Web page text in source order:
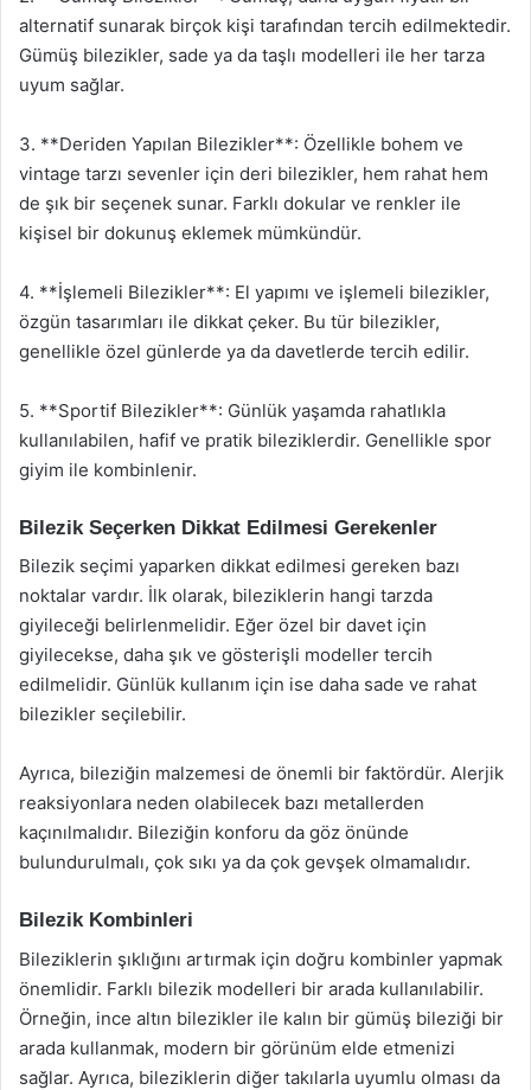
alternatif sunarak birçok kişi tarafından tercih edilmektedir.
Gümüş bilezikler, sade ya da taşlı modelleri ile her tarza
uyum sağlar.
3. **Deriden Yapılan Bilezikler**: Özellikle bohem ve
vintage tarzı sevenler için deri bilezikler, hem rahat hem
de şık bir seçenek sunar. Farklı dokular ve renkler ile
kişisel bir dokunuş eklemek mümkündür.
4. **İşlemeli Bilezikler**: El yapımı ve işlemeli bilezikler,
özgün tasarımları ile dikkat çeker. Bu tür bilezikler,
genellikle özel günlerde ya da davetlerde tercih edilir.
5. **Sportif Bilezikler**: Günlük yaşamda rahatlıkla
kullanılabilen, hafif ve pratik bileziklerdir. Genellikle spor
giyim ile kombinlenir.
Bilezik Seçerken Dikkat Edilmesi Gerekenler
Bilezik seçimi yaparken dikkat edilmesi gereken bazı
noktalar vardır. İlk olarak, bileziklerin hangi tarzda
giyileceği belirlenmelidir. Eğer özel bir davet için
giyilecekse, daha şık ve gösterişli modeller tercih
edilmelidir. Günlük kullanım için ise daha sade ve rahat
bilezikler seçilebilir.
Ayrıca, bileziğin malzemesi de önemli bir faktördür. Alerjik
reaksiyonlara neden olabilecek bazı metallerden
kaçınılmalıdır. Bileziğin konforu da göz önünde
bulundurulmalı, çok sıkı ya da çok gevşek olmamalıdır.
Bilezik Kombinleri
Bileziklerin şıklığını artırmak için doğru kombinler yapmak
önemlidir. Farklı bilezik modelleri bir arada kullanılabilir.
Örneğin, ince altın bilezikler ile kalın bir gümüş bileziği bir
arada kullanmak, modern bir görünüm elde etmenizi
sağlar. Ayrıca, bileziklerin diğer takılarla uyumlu olması da